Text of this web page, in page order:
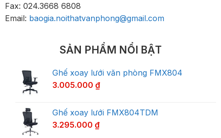
Fax: 024.3668 6808
Email: baogia.noithatvanphong@gmail.com
SẢN PHẨM NỔI BẬT
Ghế xoay lưới văn phòng FMX804
3.005.000 ₫
Ghế xoay lưới FMX804TDM
3.295.000 ₫